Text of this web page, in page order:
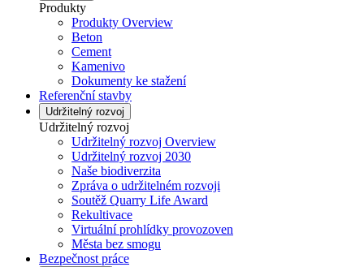
Produkty
Produkty Overview
Beton
Cement
Kamenivo
Dokumenty ke stažení
Referenční stavby
Udržitelný rozvoj
Udržitelný rozvoj
Udržitelný rozvoj Overview
Udržitelný rozvoj 2030
Naše biodiverzita
Zpráva o udržitelném rozvoji
Soutěž Quarry Life Award
Rekultivace
Virtuální prohlídky provozoven
Města bez smogu
Bezpečnost práce